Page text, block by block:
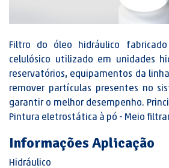
Filtro do óleo hidráulico
celulósico utilizado em unidades
reservatórios, equipamentos da
remover partículas presentes no
garantir o melhor desempenho.
Pintura eletrostática à pó - Meio
Informações Aplicação
Hidráulico